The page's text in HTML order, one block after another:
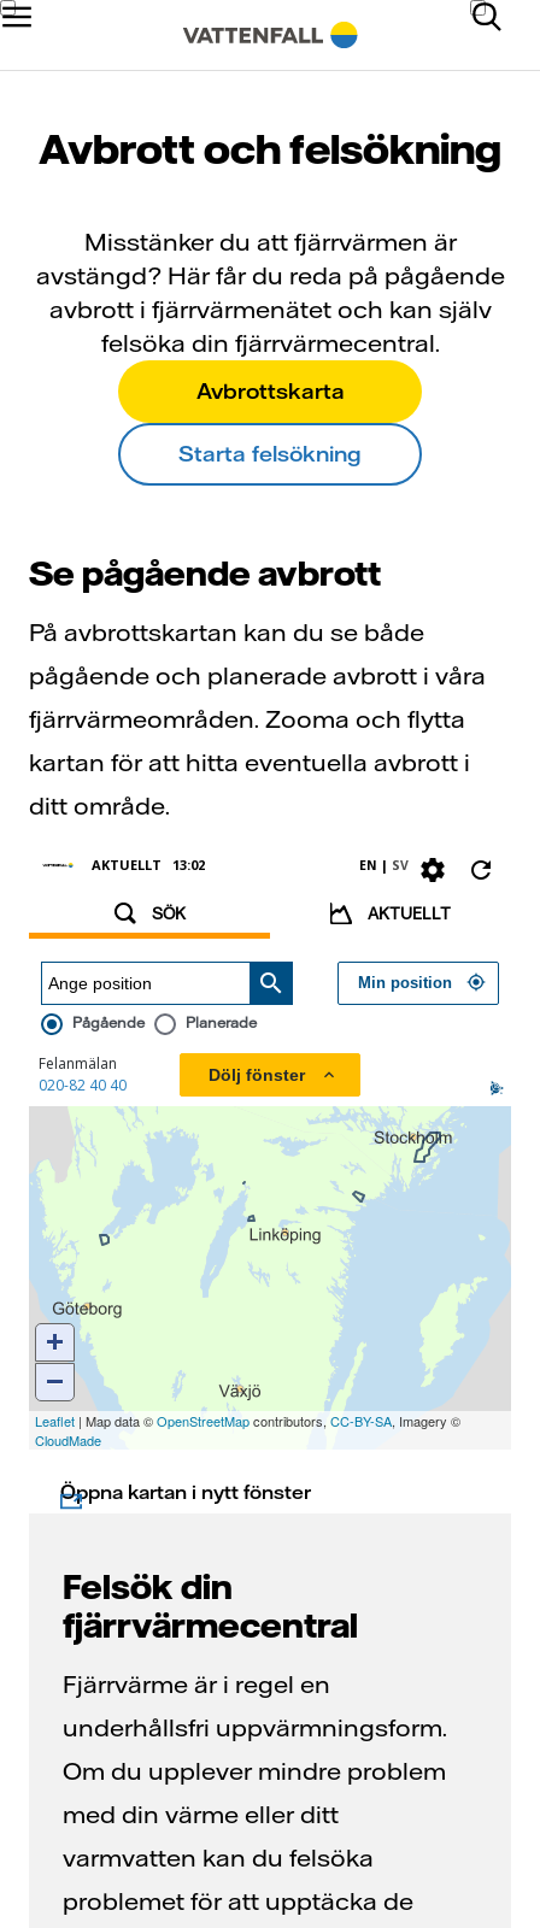
Avbrott och felsökning
Misstänker du att fjärrvärmen är
avstängd? Här får du reda på pågående
avbrott i fjärrvärmenätet och kan själv
felsöka din fjärrvärmecentral.
Avbrottskarta
Starta felsökning
Se pågående avbrott
På avbrottskartan kan du se både
pågående och planerade avbrott i våra
fjärrvärmeområden. Zooma och flytta
kartan för att hitta eventuella avbrott i
ditt område.
Öppna kartan i nytt fönster
Felsök din
fjärrvärmecentral
Fjärrvärme är i regel en
underhållsfri uppvärmningsform.
Om du upplever mindre problem
med din värme eller ditt
varmvatten kan du felsöka
problemet för att upptäcka de